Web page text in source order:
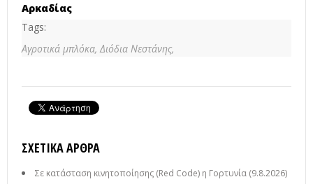
Αρκαδίας
Tags:
Αγροτικά μπλόκα,Διόδια Νεστάνης,
ΣΧΕΤΙΚΆ ΆΡΘΡΑ
Σε κατάσταση κινητοποίησης (Red Code) η Γορτυνία (9.8.2026)